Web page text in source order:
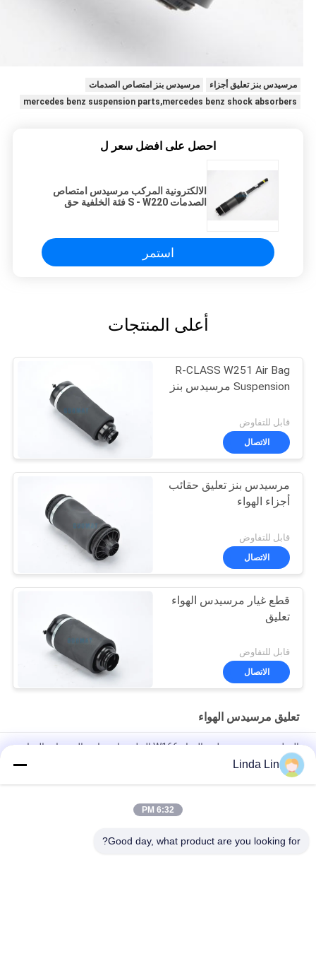
مرسيدس بنز تعليق أجزاء
مرسيدس بنز امتصاص الصدمات
mercedes benz suspension parts,mercedes benz shock absorbers
احصل على افضل سعر ل
الالكترونية المركب مرسيدس امتصاص
الصدمات S - W220 فئة الخلفية حق
استمر
أعلى المنتجات
R-CLASS W251 Air Bag
Suspension مرسيدس بنز
قابل للتفاوض
الاتصال
مرسيدس بنز تعليق حقائب
أجزاء الهواء
قابل للتفاوض
الاتصال
قطع غيار مرسيدس الهواء
تعليق
قابل للتفاوض
الاتصال
تعليق مرسيدس الهواء
الصلب مرسيدس تعليق الهواء W166 الخلفي امتصاص الصدمات الهواء
1663200030 دون أدس
ML W164 مرسيدس الهواء تعليق كيس الهواء الربيع A1643206113
Linda Lin
6:32 PM
Good day, what product are you looking for?